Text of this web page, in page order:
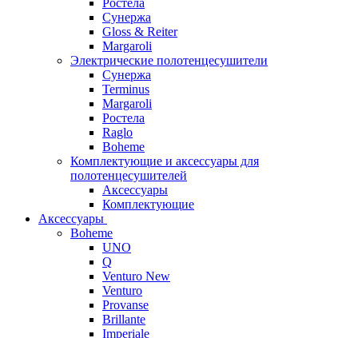
Ростела
Сунержа
Gloss & Reiter
Margaroli
Электрические полотенцесушители
Сунержа
Terminus
Margaroli
Ростела
Raglo
Boheme
Комплектующие и аксессуары для
полотенцесушителей
Аксессуары
Комплектующие
Аксессуары
Boheme
UNO
Q
Venturo New
Venturo
Provanse
Brillante
Imperiale